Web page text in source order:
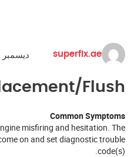
superfix.ae ديسمبر 4, 2018
Flush
Common Symptoms
misfiring and hesitation. The
on and set diagnostic trouble
code(s).